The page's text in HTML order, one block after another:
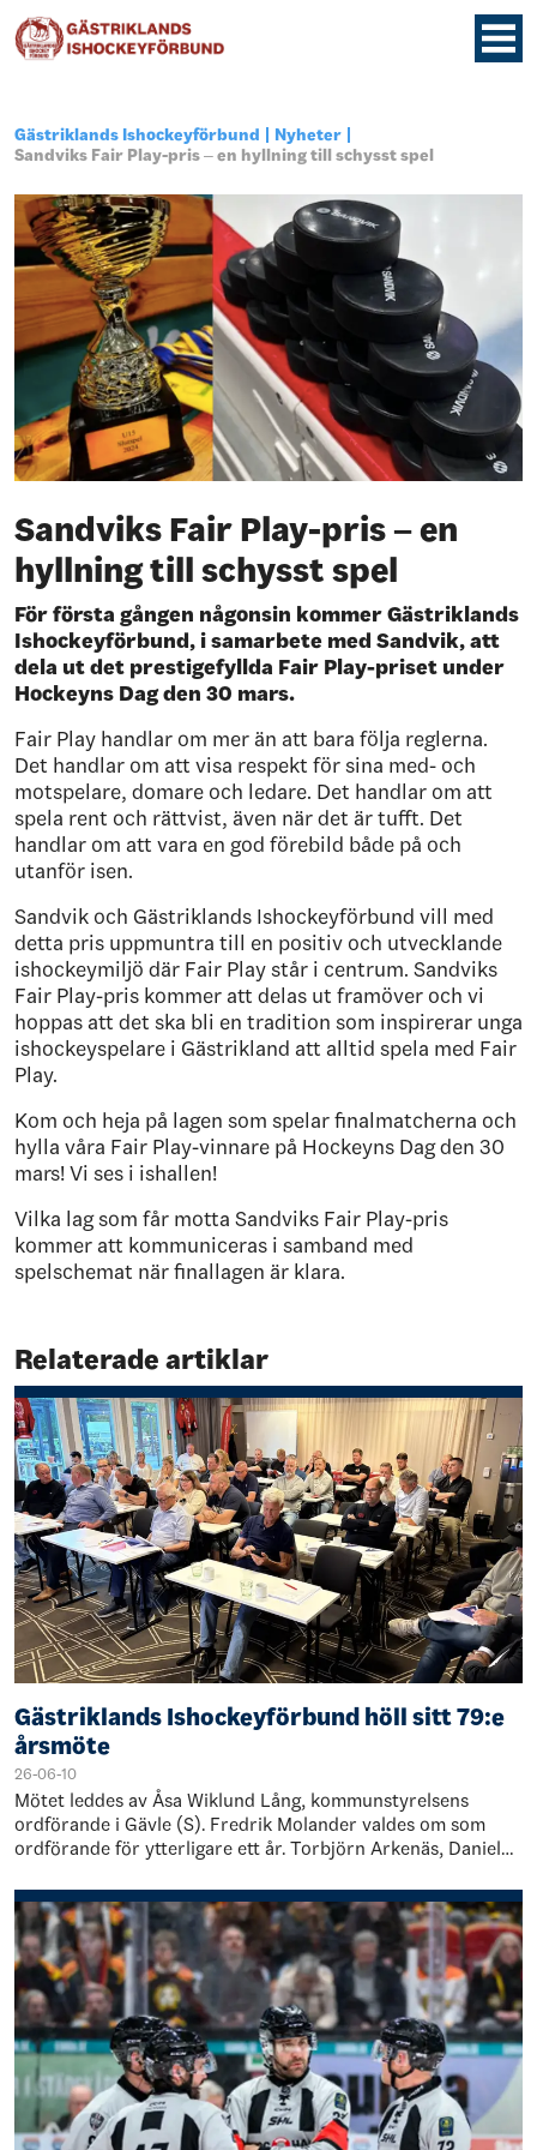
Gästriklands Ishockeyförbund
Nyheter
Sandviks Fair Play-pris – en hyllning till schysst spel
Sandviks Fair Play-pris – en
hyllning till schysst spel
För första gången någonsin kommer Gästriklands
Ishockeyförbund, i samarbete med Sandvik, att
dela ut det prestigefyllda Fair Play-priset under
Hockeyns Dag den 30 mars.
Fair Play handlar om mer än att bara följa reglerna.
Det handlar om att visa respekt för sina med- och
motspelare, domare och ledare. Det handlar om att
spela rent och rättvist, även när det är tufft. Det
handlar om att vara en god förebild både på och
utanför isen.
Sandvik och Gästriklands Ishockeyförbund vill med
detta pris uppmuntra till en positiv och utvecklande
ishockeymiljö där Fair Play står i centrum. Sandviks
Fair Play-pris kommer att delas ut framöver och vi
hoppas att det ska bli en tradition som inspirerar unga
ishockeyspelare i Gästrikland att alltid spela med Fair
Play.
Kom och heja på lagen som spelar finalmatcherna och
hylla våra Fair Play-vinnare på Hockeyns Dag den 30
mars! Vi ses i ishallen!
Vilka lag som får motta Sandviks Fair Play-pris
kommer att kommuniceras i samband med
spelschemat när finallagen är klara.
Relaterade artiklar
Gästriklands Ishockeyförbund höll sitt 79:e
årsmöte
26-06-10
Mötet leddes av Åsa Wiklund Lång, kommunstyrelsens
ordförande i Gävle (S). Fredrik Molander valdes om som
ordförande för ytterligare ett år. Torbjörn Arkenäs, Daniel